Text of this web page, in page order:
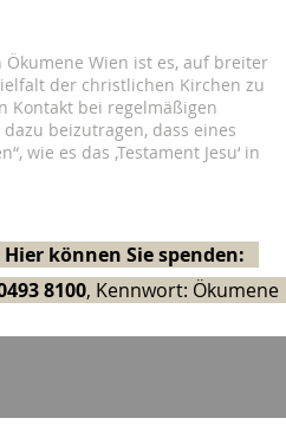
Wien ist es, auf breiter
der christlichen Kirchen zu
Kontakt bei regelmäßigen
beizutragen, dass eines
wie es das ‚Testament Jesu‘ in
können Sie spenden:
8100, Kennwort: Ökumene